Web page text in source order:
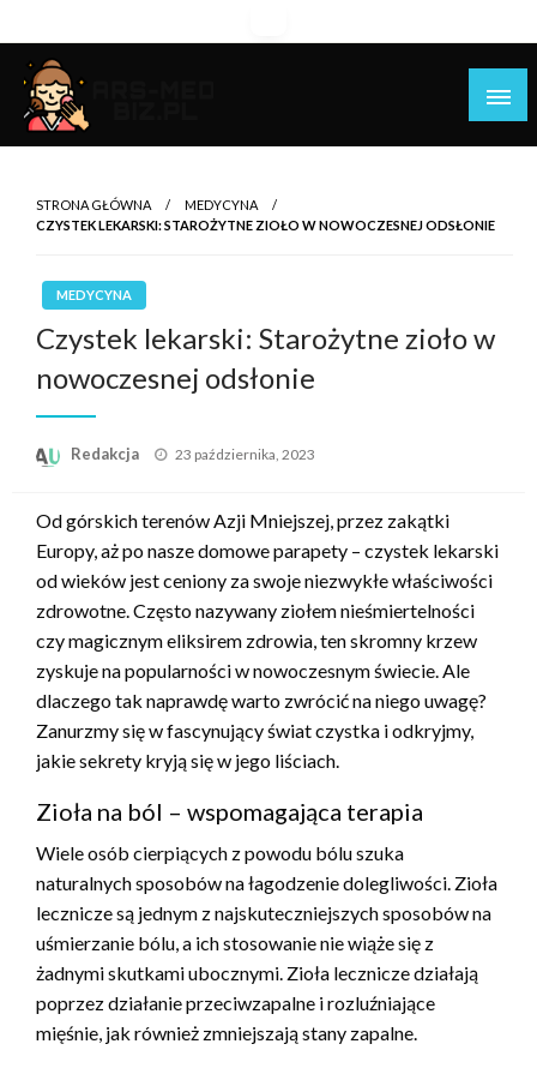
to
content
Piękniejsza strona Ciebie!
STRONA GŁÓWNA
MEDYCYNA
CZYSTEK LEKARSKI: STAROŻYTNE ZIOŁO W NOWOCZESNEJ ODSŁONIE
MEDYCYNA
Czystek lekarski: Starożytne zioło w
nowoczesnej odsłonie
Redakcja
Opublikowane
23 października, 2023
Od górskich terenów Azji Mniejszej, przez zakątki
Europy, aż po nasze domowe parapety – czystek lekarski
od wieków jest ceniony za swoje niezwykłe właściwości
zdrowotne. Często nazywany ziołem nieśmiertelności
czy magicznym eliksirem zdrowia, ten skromny krzew
zyskuje na popularności w nowoczesnym świecie. Ale
dlaczego tak naprawdę warto zwrócić na niego uwagę?
Zanurzmy się w fascynujący świat czystka i odkryjmy,
jakie sekrety kryją się w jego liściach.
Zioła na ból – wspomagająca terapia
Wiele osób cierpiących z powodu bólu szuka
naturalnych sposobów na łagodzenie dolegliwości. Zioła
lecznicze są jednym z najskuteczniejszych sposobów na
uśmierzanie bólu, a ich stosowanie nie wiąże się z
żadnymi skutkami ubocznymi. Zioła lecznicze działają
poprzez działanie przeciwzapalne i rozluźniające
mięśnie, jak również zmniejszają stany zapalne.